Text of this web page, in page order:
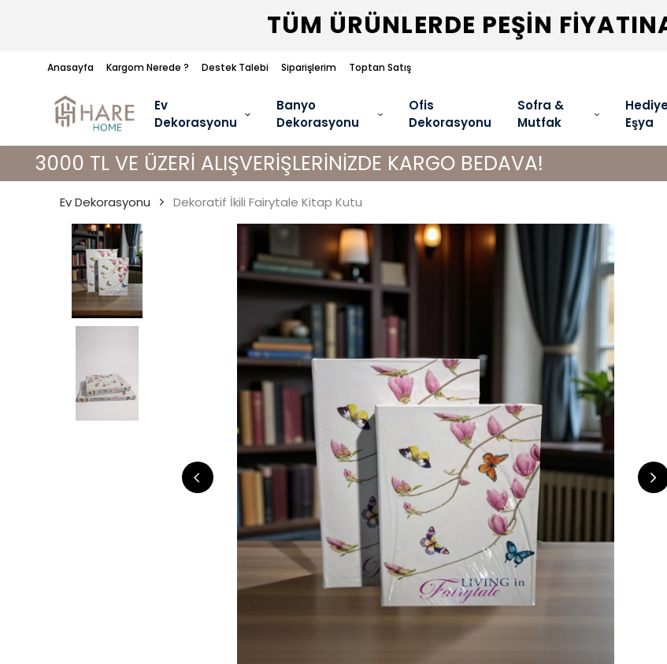
Anasayfa Kargom Nerede ? Destek Talebi Siparişlerim Toptan Satış
TÜM ÜRÜNLERDE PEŞİN
Ev
Dekorasyonu
Banyo
Dekorasyonu
Ofis
Dekorasyonu
Sofra &
Mutfak
Eşya
ÜZERİ ALIŞVERİŞLERİNİZDE KARGO BEDAVA! 3000
Ev Dekorasyonu Dekoratif İkili Fairytale Kitap Kutu